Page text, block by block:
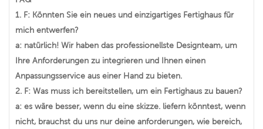
1. F: Könnten Sie ein neues und einzigartiges Fertighaus für
mich entwerfen?
a: natürlich! Wir haben das professionellste Designteam, um
Ihre Anforderungen zu integrieren und Ihnen einen
Anpassungsservice aus einer Hand zu bieten.
2. F: Was muss ich bereitstellen, um ein Fertighaus zu bauen?
a: es wäre besser, wenn du eine skizze. liefern könntest, wenn
nicht, brauchst du uns nur deine anforderungen, wie bereich,